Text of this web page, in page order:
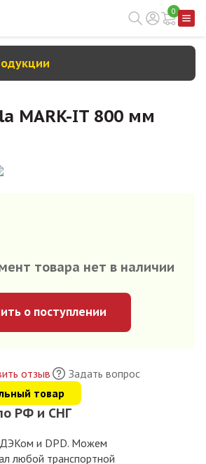
0
MARK-IT 800 мм
товара нет в наличии
о поступлении
отзыв
Задать вопрос
товар
РФ и СНГ
и DPD. Можем
любой транспортной